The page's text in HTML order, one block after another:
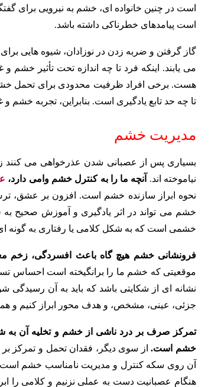
است در چنین خانواده ای، خشم به نیرویی برای
است پیامدهای خطرناکی داشته باشد.
می یابند. اینکه فرد تا چه اندازه تحت تأثیر خشم
هست. برخی افراد ظرفیت محدودی برای تحمل خشم و
تا چه حد تابع یادگیری است. بنابراین، تجربه خشم
مدیریت خشم
بسیاری پس از عصبانی شدن عذرخواهی می کنند
نیاموخته اند. آنچه ما را به کنترل خشم وامی دارد،
نحوه ابراز سازنده خشم است. افزون بر عشق،
خشم می تواند در اثر یادگیری و آموزش صحیح
خشمی است که به شکل کلامی یا رفتاری به
فرونشانی خشم هیچ گاه باعث افسردگی، زخم
موقعیتی که خشم ما را برانگیخته است احساس
نشانه ای از شکایتی باشد که باید به آن رسیدگی
جزئی، عینی، مشخص، و هدف محور ابراز کنیم و
تمرکز صرف بر درد ناشی از خشم و تخلیه آن
خشم است.از سوی دیگر، فقدان تحمل و تمرکز
آن روی سکه کنترل و مدیریت نامناسب خشم است.
هنگام عصبانیت دست به عملی نزنیم و کلامی را